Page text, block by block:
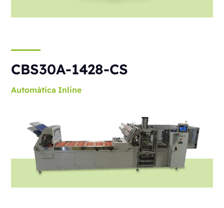
CBS30A-1428-CS
Automática Inline